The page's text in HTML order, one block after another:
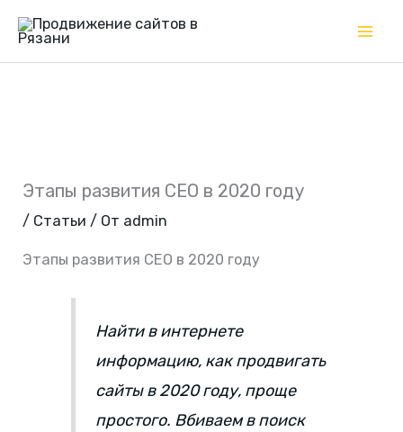
содержимому
Этапы развития СЕО в 2020 году
/ Статьи / От admin
Этапы развития СЕО в 2020 году
Найти в интернете
информацию, как продвигать
сайты в 2020 году, проще
простого. Вбиваем в поиск